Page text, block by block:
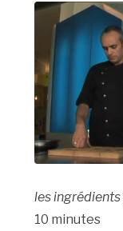
les
10 minutes